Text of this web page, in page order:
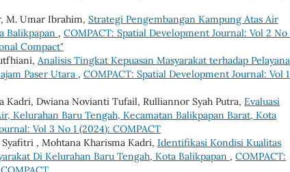
M. Umar Ibrahim, Strategi Pengembangan Kampung Atas Air
Balikpapan , COMPACT: Spatial Development Journal: Vol 2 No
Compact"
Analisis Tingkat Kepuasan Masyarakat terhadap
Paser Utara , COMPACT: Spatial Development Journal: Vol
Kadri, Dwiana Novianti Tufail, Rulliannor Syah Putra, Evaluasi
Kelurahan Baru Tengah, Kecamatan Balikpapan Barat, Kota
Vol 3 No 1 (2024): COMPACT
, Mohtana Kharisma Kadri, Identifikasi Kondisi Kualitas
Di Kelurahan Baru Tengah, Kota Balikpapan , COMPACT: